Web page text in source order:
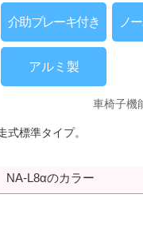
介助ブレーキ付き ノ
アルミ製
車椅子機
標準タイプ。
L8αのカラー